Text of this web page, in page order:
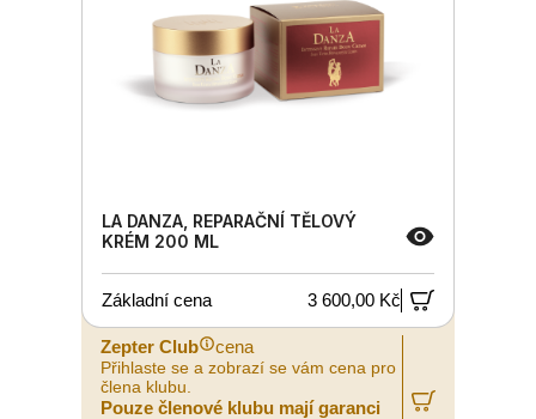
LA DANZA, REPARAČNÍ TĚLOVÝ
KRÉM 200 ML
Základní cena 3 600,00 Kč
Zepter Club cena
Přihlaste se a zobrazí se vám cena pro
člena klubu.
Pouze členové klubu mají garanci